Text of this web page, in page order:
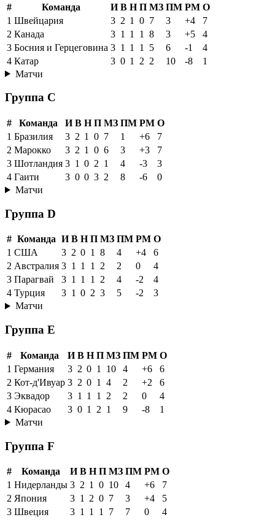
# Команда И В Н П МЗ ПМ РМ О
1 Швейцария 3 2 1 0 7 3 +4
7
2 Канада 3 1 1 1 8 3 +5
4
3 Босния и Герцеговина 3 1 1 1 5 6 -1
4
4 Катар 3 0 1 2 2 10 -8
1
Матчи
Группа C
# Команда И В Н П МЗ ПМ РМ О
1 Бразилия 3 2 1 0 7 1 +6
7
2 Марокко 3 2 1 0 6 3 +3
7
3 Шотландия 3 1 0 2 1 4 -3
3
4 Гаити 3 0 0 3 2 8 -6
0
Матчи
Группа D
# Команда И В Н П МЗ ПМ РМ О
1 США 3 2 0 1 8 4 +4
6
2 Австралия 3 1 1 1 2 2 0
4
3 Парагвай 3 1 1 1 2 4 -2
4
4 Турция 3 1 0 2 3 5 -2
3
Матчи
Группа E
# Команда И В Н П МЗ ПМ РМ О
1 Германия 3 2 0 1 10 4 +6
6
2 Кот-д'Ивуар 3 2 0 1 4 2 +2
6
3 Эквадор 3 1 1 1 2 2 0
4
4 Кюрасао 3 0 1 2 1 9 -8
1
Матчи
Группа F
# Команда И В Н П МЗ ПМ РМ О
1 Нидерланды 3 2 1 0 10 4 +6
7
2 Япония 3 1 2 0 7 3 +4
5
3 Швеция 3 1 1 1 7 7 0
4